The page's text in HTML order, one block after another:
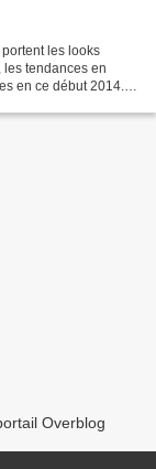
les looks
tendances en
en ce début 2014.
Overblog